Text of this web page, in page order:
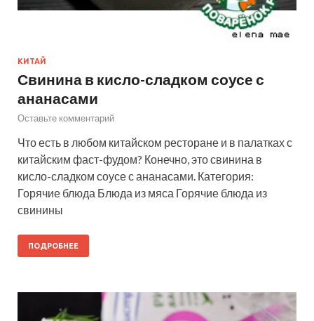
КИТАЙ
Свинина в кисло-сладком соусе с
ананасами
Оставьте комментарий
Что есть в любом китайском ресторане и в палатках с
китайским фаст-фудом? Конечно, это свинина в
кисло-сладком соусе с ананасами. Категория:
Горячие блюда Блюда из мяса Горячие блюда из
свинины
ПОДРОБНЕЕ